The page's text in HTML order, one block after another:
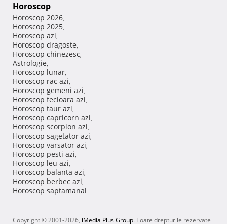
Horoscop
Horoscop 2026,
Horoscop 2025,
Horoscop azi,
Horoscop dragoste,
Horoscop chinezesc,
Astrologie,
Horoscop lunar,
Horoscop rac azi,
Horoscop gemeni azi,
Horoscop fecioara azi,
Horoscop taur azi,
Horoscop capricorn azi,
Horoscop scorpion azi,
Horoscop sagetator azi,
Horoscop varsator azi,
Horoscop pesti azi,
Horoscop leu azi,
Horoscop balanta azi,
Horoscop berbec azi,
Horoscop saptamanal
Copyright © 2001-2026, iMedia Plus Group. Toate drepturile rezervate